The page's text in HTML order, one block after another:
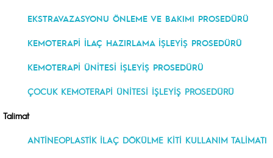
EKSTRAVAZASYONU ÖNLEME VE BAKIMI PROSEDÜRÜ
KEMOTERAPİ İLAÇ HAZIRLAMA İŞLEYİŞ PROSEDÜRÜ
KEMOTERAPİ ÜNİTESİ İŞLEYİŞ PROSEDÜRÜ
ÇOCUK KEMOTERAPİ ÜNİTESİ İŞLEYİŞ PROSEDÜRÜ
Talimat
ANTİNEOPLASTİK İLAÇ DÖKÜLME KİTİ KULLANIM TALİMATI